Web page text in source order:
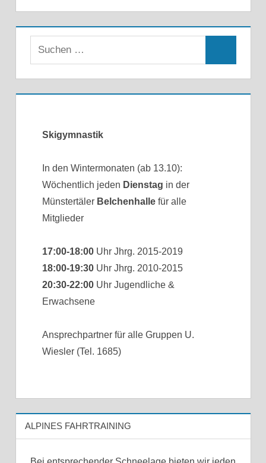
Skigymnastik
In den Wintermonaten (ab 13.10):
Wöchentlich jeden Dienstag in der
Münstertäler Belchenhallefür alle
Mitglieder
17:00-18:00Uhr Jhrg. 2015-2019
18:00-19:30Uhr Jhrg. 2010-2015
20:30-22:00Uhr Jugendliche &
Erwachsene
Ansprechpartner für alle Gruppen U.
Wiesler (Tel. 1685)
ALPINES FAHRTRAINING